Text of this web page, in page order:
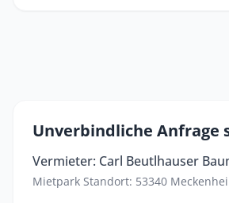
Unverbindliche Anfrage
Vermieter: Carl Beutlhauser
Mietpark Standort: 53340